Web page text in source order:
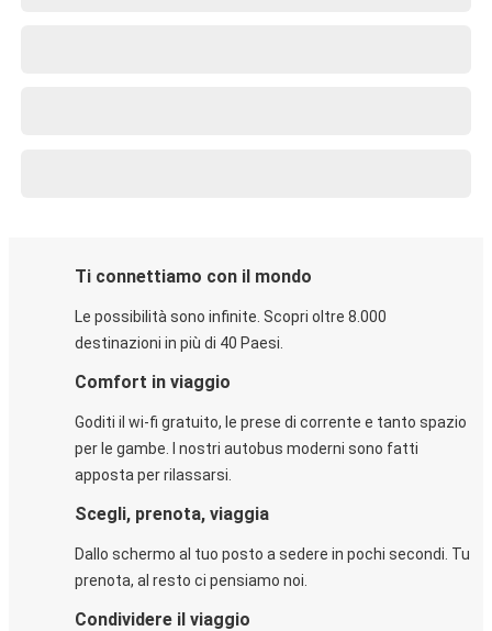
Ti connettiamo con il mondo
Le possibilità sono infinite. Scopri oltre 8.000
destinazioni in più di 40 Paesi.
Comfort in viaggio
Goditi il wi-fi gratuito, le prese di corrente e tanto spazio
per le gambe. I nostri autobus moderni sono fatti
apposta per rilassarsi.
Scegli, prenota, viaggia
Dallo schermo al tuo posto a sedere in pochi secondi. Tu
prenota, al resto ci pensiamo noi.
Condividere il viaggio